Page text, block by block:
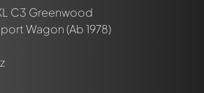
C3 Greenwood
Wagon(Ab 1978)